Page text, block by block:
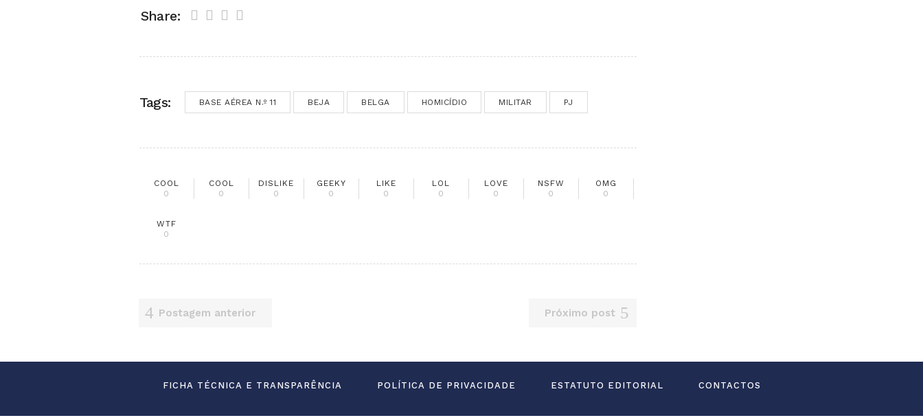
Share:
Tags: BASE AÉREA N.º 11 BEJA BELGA HOMICÍDIO MILITAR PJ
COOL
0
COOL
0
DISLIKE
0
GEEKY
0
LIKE
0
LOL
0
LOVE
0
NSFW
0
OMG
0
WTF
0
Postagem anterior Próximo post
FICHA TÉCNICA E TRANSPARÊNCIA POLÍTICA DE PRIVACIDADE ESTATUTO EDITORIAL CONTACTOS